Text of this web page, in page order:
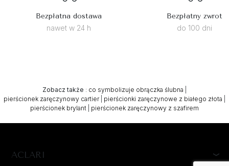
Bezpłatna dostawa
nawet w 24 h
Bezpłatny zwrot
do 100 dni
Zobacz także : co symbolizuje obrączka ślubna
pierścionek zaręczynowy cartier| pierścionki zaręczynowe z białego złota
pierścionek brylant
pierścionek zaręczynowy z szafirem
ACLARI